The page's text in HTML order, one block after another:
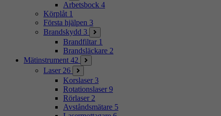
Arbetsbock 4
Körplåt 1
Första hjälpen 3
Brandskydd 3
Brandfiltar 1
Brandsläckare 2
Mätinstrument 42
Laser 26
Korslaser 3
Rotationslaser 9
Rörlaser 2
Avståndsmätare 5